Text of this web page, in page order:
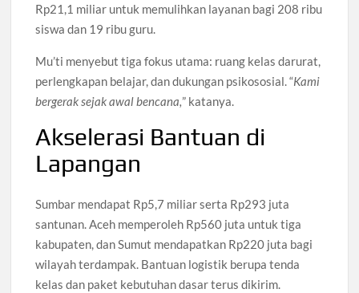
Rp21,1 miliar untuk memulihkan layanan bagi 208 ribu
siswa dan 19 ribu guru.
Mu’ti menyebut tiga fokus utama: ruang kelas darurat,
perlengkapan belajar, dan dukungan psikososial. “Kami
bergerak sejak awal bencana,” katanya.
Akselerasi Bantuan di
Lapangan
Sumbar mendapat Rp5,7 miliar serta Rp293 juta
santunan. Aceh memperoleh Rp560 juta untuk tiga
kabupaten, dan Sumut mendapatkan Rp220 juta bagi
wilayah terdampak. Bantuan logistik berupa tenda
kelas dan paket kebutuhan dasar terus dikirim.